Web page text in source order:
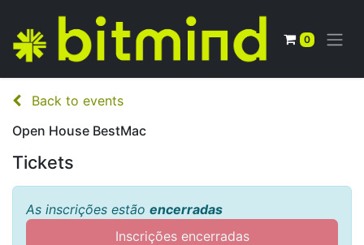
0
Back to events
Open House BestMac
Tickets
As inscrições estão encerradas
Inscrições encerradas